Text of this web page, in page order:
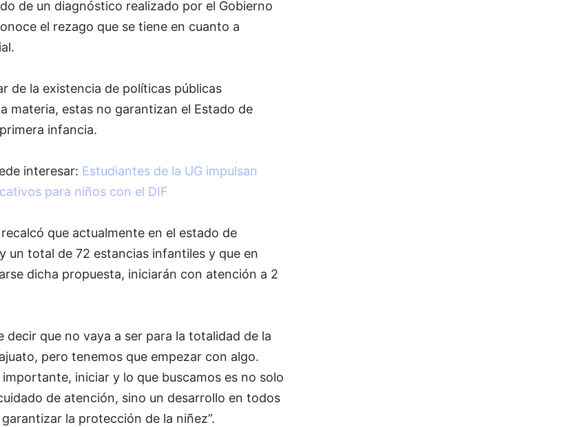
de un diagnóstico realizado por el Gobierno
el rezago que se tiene en cuanto a
de la existencia de políticas públicas
materia, estas no garantizan el Estado de
infancia.
interesar: Estudiantes de la UG impulsan
para niños con el DIF
que actualmente en el estado de
un total de 72 estancias infantiles y que en
dicha propuesta, iniciarán con atención a 2
decir que no vaya a ser para la totalidad de la
pero tenemos que empezar con algo.
importante, iniciar y lo que buscamos es no solo
de atención, sino un desarrollo en todos
la protección de la niñez”.